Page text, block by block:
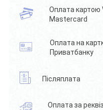
Оплата картою
Mastercard
Оплата на
Приватбанку
Післяплата
Оплата за